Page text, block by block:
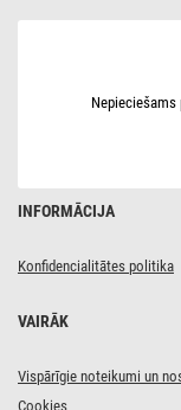
INFORMĀCIJA
Konfidencialitātes politika
VAIRĀK
Vispārīgie noteikumi un
Cookies